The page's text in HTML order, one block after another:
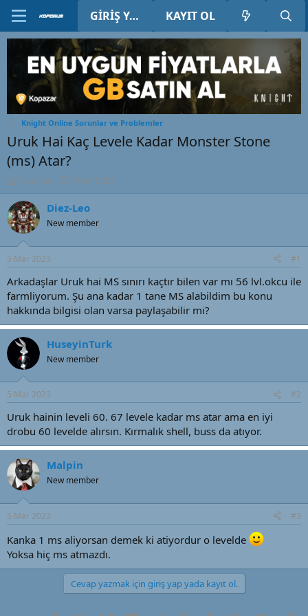
GIRIŞ YAP KAYIT OL
Knight Online Sorunlar ve Problemler
Uruk Hai Kaç Levele Kadar Monster Stone
(ms) Atar?
K
o
n
u
y
u
B
a
ş
a
t
a
n
Diez-Leo
B
a
ş
a
ı
ç
a
r
i
h
5 Mar 2023
Diez-Leo
New member
5 Mar 2023 #1
Arkadaşlar Uruk hai MS sınırı kaçtır bilen var mı 56 lvl.okcu ile
farmliyorum. Şu ana kadar 1 tane MS alabildim bu konu
hakkında bilgisi olan varsa paylaşabilir mi?
HuseyinTurk
New member
5 Mar 2023 #2
Uruk hainin leveli 60. 67 levele kadar ms atar ama en iyi
drobu 60 levelde alırsın. Kırmalık shell, buss da atıyor.
Malpin
New member
5 Mar 2023 #3
Kanka 1 ms aliyorsan demek ki atiyordur o levelde
Yoksa hiç ms atmazdı.
Cevap yazmak için giriş yap yada kayıt ol.